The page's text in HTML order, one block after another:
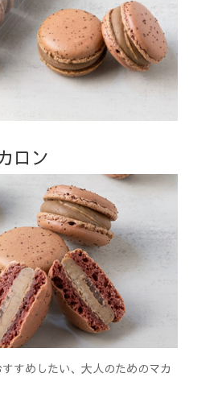
ロン
すめしたい、大人のためのマカ